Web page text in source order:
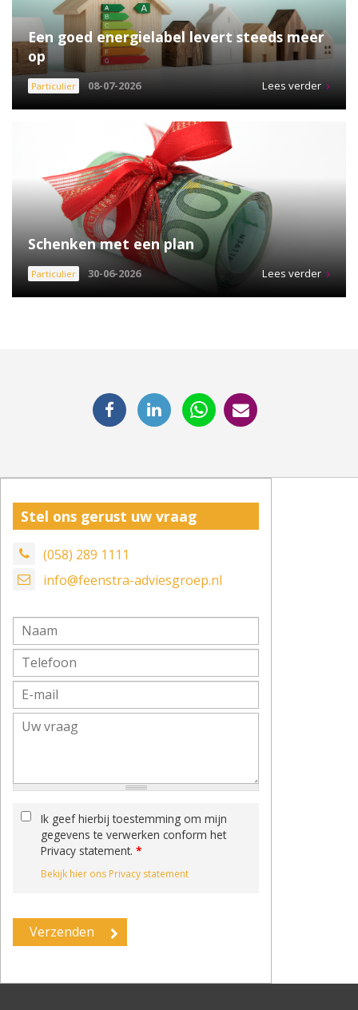
Particulier 08-07-2026
Een goed energielabel levert steeds meer
op
Lees verder
Particulier 30-06-2026
Schenken met een plan
Lees verder
Stel ons gerust uw vraag
(058) 289 1111
info@feenstra-adviesgroep.nl
Ik geef hierbij toestemming om mijn
gegevens te verwerken conform het
Privacy statement. *
Bekijk hier ons Privacy statement